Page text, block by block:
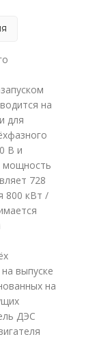
на
для
В и
мощность
728
800 кВт /
выпуске
на
ДЭС